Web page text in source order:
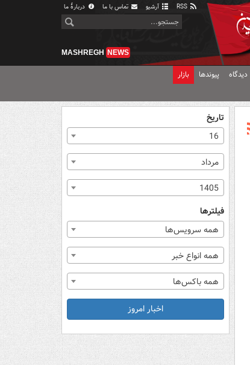
آرشیو تماس با ما دربارهٔ ما
MASHREGH NEWS
دیدگاه پیوندها بازار
تاریخ
16
مرداد
1405
فیلترها
همه سرویس‌ها
همه انواع خبر
همه باکس‌ها
اخبار امروز